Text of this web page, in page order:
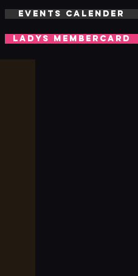
LADYS MEMBERCARD
EVENTS CALENDER